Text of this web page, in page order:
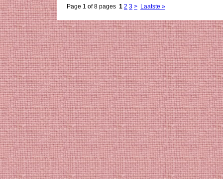
Page 1 of 8 pages 1 2 3 > Laatste »